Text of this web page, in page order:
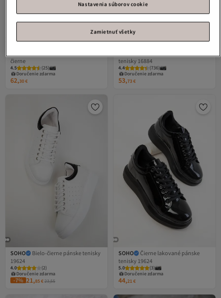
čierne
4.5 (25)
Doručenie zdarma
62,30€
tenisky 16884
4.4 (736)
Doručenie zdarma
53,73€
SOHO
Bielo-čierne pánske tenisky
19624
4.0 (2)
Doručenie zdarma
-7% 21,85€23,55
SOHO
Čierne lakované pánske
tenisky 19624
5.0 (3)
Doručenie zdarma
44,21€
Nastavenia súborov cookie
Zamietnuť všetky